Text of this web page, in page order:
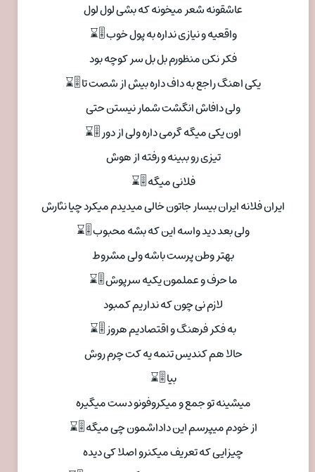
عاشقونه شعر میخونه که بشی لول لول
واقعیه و نیازی نداره به پول خوب 🎚⌛
فکر نکن منظورم بل بل سر کوچه بود
یکی اهنگ راجع به داف داره بیش از شصت تا 🎚⌛
ولی دافاش انگشت شمار نیستن حتی
اون یکی میگه گرمی داره ولی از دور 🎚⌛
تیزی رو ببینه و رفته از هوش
فلانی میگه 🎚⌛
ایران فلانه ایران بیسار جاتون خالی میدیدم میکرد چیا نثارش
ولی بعد دید واسه این که بشه محبوب 🎚⌛
بهتر وطن پرست باشه ولی مشروط
ما حرف و عملمون یکیه سرپوش 🎚⌛
لازم نی چون که نداریم کمبود
به فکر فرهنگ و اقتصادیم هروز 🎚⌛
حالا هم کندیس تنمه یه کت چرم روش
بیا 🎚⌛
میشینه تو جمع و میکروفونو دست میگیره
از خودم میپرسم این داداشمون چی میگه 🎚⌛
چیزایی که تعریف میکنرو اصلا کی دیده